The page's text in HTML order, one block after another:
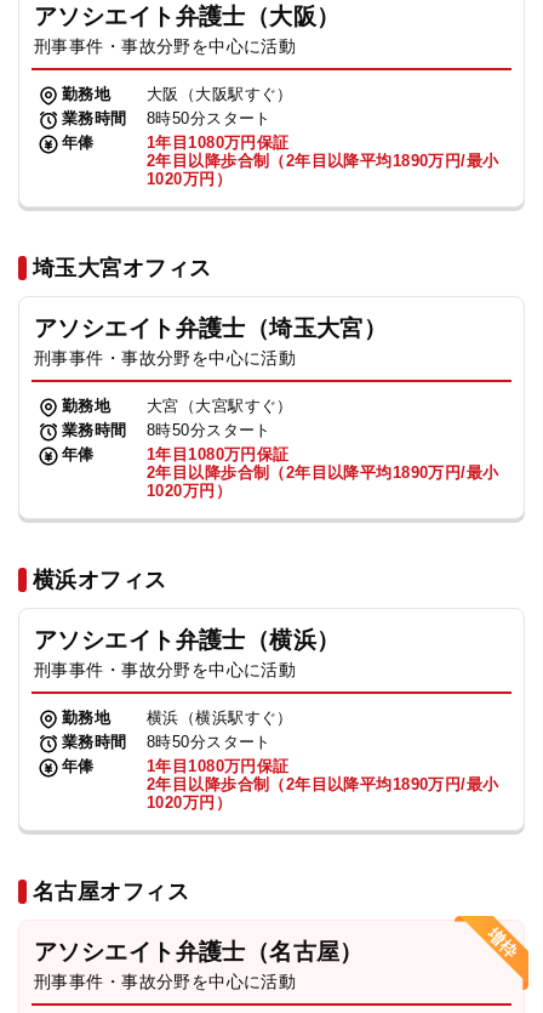
アソシエイト弁護士（大阪）
刑事事件・事故分野を中心に活動
勤務地
大阪（大阪駅すぐ）
業務時間
8時50分スタート
年俸
1年目1080万円保証
2年目以降歩合制（2年目以降平均1890万円/最小
1020万円）
埼玉大宮オフィス
アソシエイト弁護士（埼玉大宮）
刑事事件・事故分野を中心に活動
勤務地
大宮（大宮駅すぐ）
業務時間
8時50分スタート
年俸
1年目1080万円保証
2年目以降歩合制（2年目以降平均1890万円/最小
1020万円）
横浜オフィス
アソシエイト弁護士（横浜）
刑事事件・事故分野を中心に活動
勤務地
横浜（横浜駅すぐ）
業務時間
8時50分スタート
年俸
1年目1080万円保証
2年目以降歩合制（2年目以降平均1890万円/最小
1020万円）
名古屋オフィス
アソシエイト弁護士（名古屋）
刑事事件・事故分野を中心に活動
プライバシーポリシー 利用規約
TikTok受賞 定義集 動画集